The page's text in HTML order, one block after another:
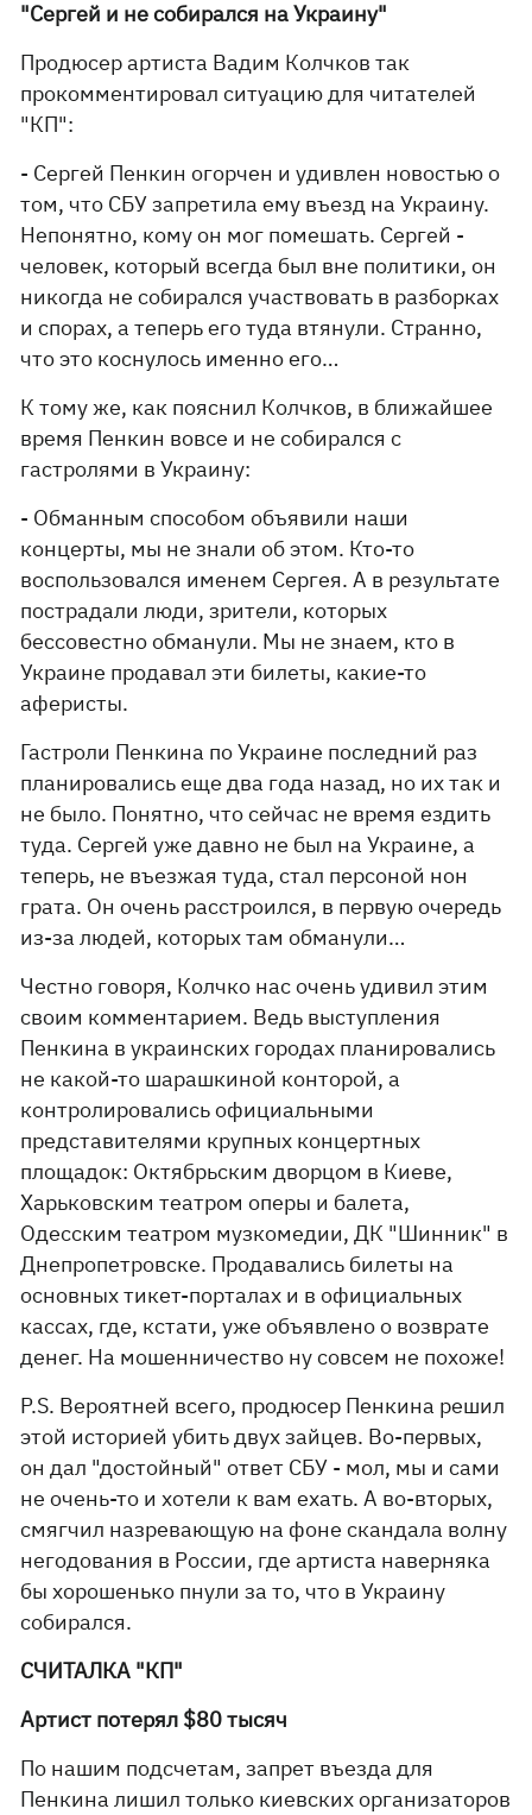
"Сергей и не собирался на Украину"
Продюсер артиста Вадим Колчков так
прокомментировал ситуацию для читателей
"КП":
- Сергей Пенкин огорчен и удивлен новостью о
том, что СБУ запретила ему въезд на Украину.
Непонятно, кому он мог помешать. Сергей -
человек, который всегда был вне политики, он
никогда не собирался участвовать в разборках
и спорах, а теперь его туда втянули. Странно,
что это коснулось именно его…
К тому же, как пояснил Колчков, в ближайшее
время Пенкин вовсе и не собирался с
гастролями в Украину:
- Обманным способом объявили наши
концерты, мы не знали об этом. Кто-то
воспользовался именем Сергея. А в результате
пострадали люди, зрители, которых
бессовестно обманули. Мы не знаем, кто в
Украине продавал эти билеты, какие-то
аферисты.
Гастроли Пенкина по Украине последний раз
планировались еще два года назад, но их так и
не было. Понятно, что сейчас не время ездить
туда. Сергей уже давно не был на Украине, а
теперь, не въезжая туда, стал персоной нон
грата. Он очень расстроился, в первую очередь
из-за людей, которых там обманули…
Честно говоря, Колчко нас очень удивил этим
своим комментарием. Ведь выступления
Пенкина в украинских городах планировались
не какой-то шарашкиной конторой, а
контролировались официальными
представителями крупных концертных
площадок: Октябрьским дворцом в Киеве,
Харьковским театром оперы и балета,
Одесским театром музкомедии, ДК "Шинник" в
Днепропетровске. Продавались билеты на
основных тикет-порталах и в официальных
кассах, где, кстати, уже объявлено о возврате
денег. На мошенничество ну совсем не похоже!
P.S. Вероятней всего, продюсер Пенкина решил
этой историей убить двух зайцев. Во-первых,
он дал "достойный" ответ СБУ - мол, мы и сами
не очень-то и хотели к вам ехать. А во-вторых,
смягчил назревающую на фоне скандала волну
негодования в России, где артиста наверняка
бы хорошенько пнули за то, что в Украину
собирался.
СЧИТАЛКА "КП"
Артист потерял $80 тысяч
По нашим подсчетам, запрет въезда для
Пенкина лишил только киевских организаторов